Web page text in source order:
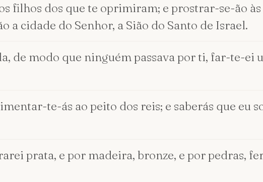
filhos dos que te oprimiram; e prostrar-se-ão às
a cidade do Senhor, a Sião do Santo de Israel.
de modo que ninguém passava por ti, far-te-ei
te-ás ao peito dos reis; e saberás que eu
prata, e por madeira, bronze, e por pedras,